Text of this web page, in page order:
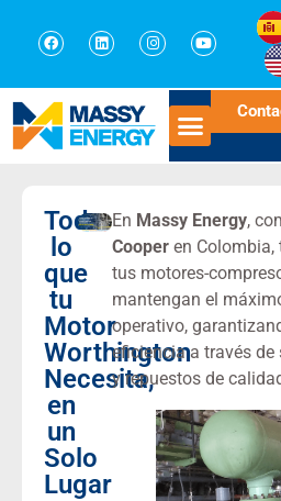
Todo
lo
que
tu
Motor
Worthington
Necesita,
en
un
Solo
Lugar
En Massy Energy,
Cooper en
tus motores-
mantengan el
operativo,
eficiencia a través
y repuestos de